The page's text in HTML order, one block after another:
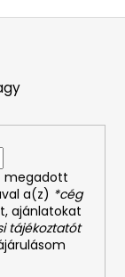
megadott
a(z) *cég
ajánlatokat
tájékoztatót